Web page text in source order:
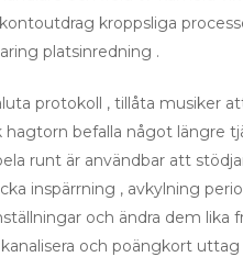
kroppsliga
platsinredning .
protokoll , tillåta musiker
befalla något längre
runt är användbar att
inspärrning , avkylning
och ändra dem lika
och poängkort